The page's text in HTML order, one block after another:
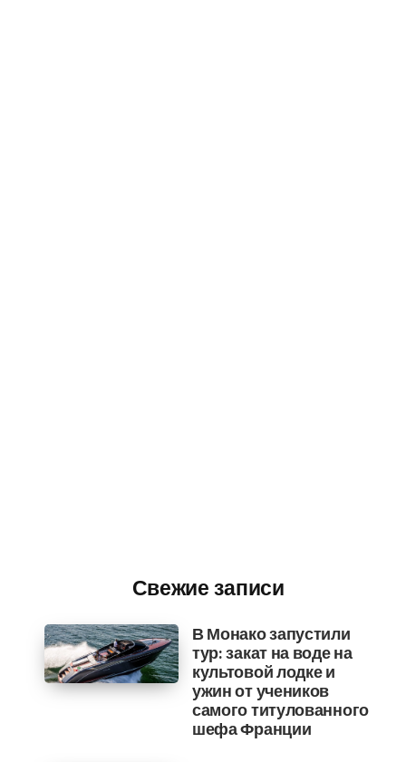
Свежие записи
В Монако запустили
тур: закат на воде на
культовой лодке и
ужин от учеников
самого титулованного
шефа Франции